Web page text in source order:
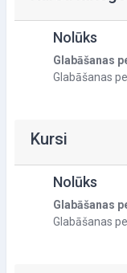
Nolūks
Glabāšanas
Glabāšanas
Kursi
Nolūks
Glabāšanas
Glabāšanas